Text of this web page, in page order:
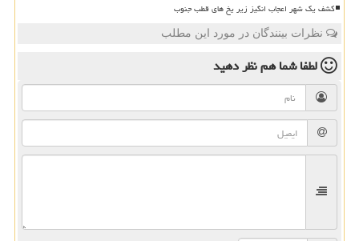
کشف یک شهر اعجاب انگیز زیر یخ های قطب جنوب
نظرات بینندگان در مورد این مطلب
لطفا شما همنظر دهید